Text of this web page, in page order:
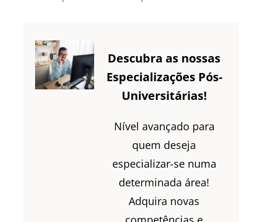
Descubra as nossas
Especializações Pós-
Universitárias!
Nível avançado para
quem deseja
especializar-se numa
determinada área!
Adquira novas